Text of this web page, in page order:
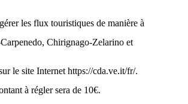
les flux touristiques de manière à
Chirignago-Zelarino et
le site Internet https://cda.ve.it/fr/.
à régler sera de 10€.